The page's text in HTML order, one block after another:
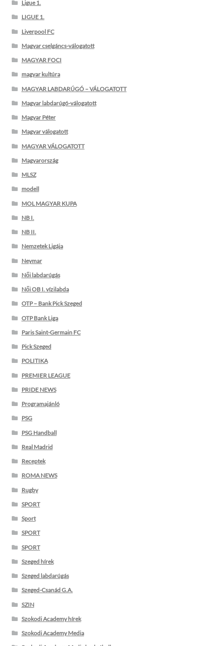
Ligue 1.
LIGUE 1.
Liverpool FC
Magyar cselgáncs-válogatott
MAGYAR FOCI
magyar kultúra
MAGYAR LABDARÚGÓ – VÁLOGATOTT
Magyar labdarúgó-válogatott
Magyar Péter
Magyar válogatott
MAGYAR VÁLOGATOTT
Magyarország
MLSZ
modell
MOL MAGYAR KUPA
NB I.
NB II.
Nemzetek Ligája
Neymar
Női labdarúgás
Női OB I. vízilabda
OTP – Bank Pick Szeged
OTP Bank Liga
Paris Saint-Germain FC
Pick Szeged
POLITIKA
PREMIER LEAGUE
PRIDE NEWS
Programajánló
PSG
PSG Handball
Real Madrid
Receptek
ROMA NEWS
Rugby
SPORT
Sport
SPORT
SPORT
Szeged hírek
Szeged labdarúgás
Szeged-Csanád G.A.
SZIN
Szokodi Academy hírek
Szokodi Academy Media